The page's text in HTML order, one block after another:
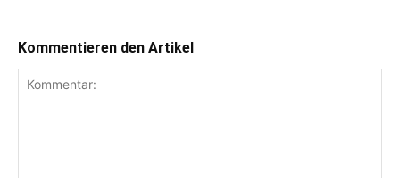
Kommentieren den Artikel